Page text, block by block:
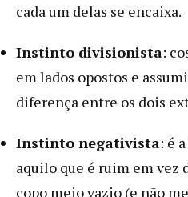
cada um delas se encaixa.
Instinto divisionista:
em lados opostos e
diferença entre os dois
Instinto negativista: é
aquilo que é ruim em vez
copo meio vazio (e não